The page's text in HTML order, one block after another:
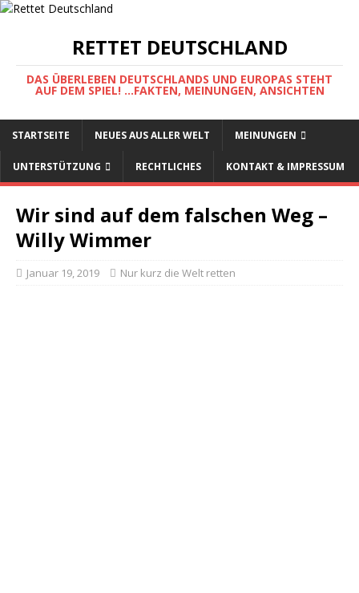
RETTET DEUTSCHLAND
DAS ÜBERLEBEN DEUTSCHLANDS UND EUROPAS STEHT
AUF DEM SPIEL! ...FAKTEN, MEINUNGEN, ANSICHTEN
STARTSEITE NEUES AUS ALLER WELT MEINUNGEN
UNTERSTÜTZUNG RECHTLICHES KONTAKT & IMPRESSUM
Wir sind auf dem falschen Weg –
Willy Wimmer
Januar 19, 2019 Nur kurz die Welt retten